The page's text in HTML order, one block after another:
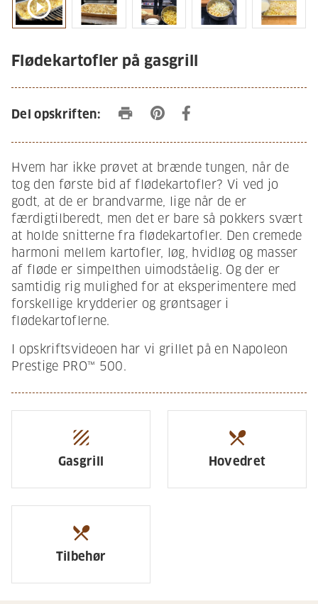
play_circle_outline
Flødekartofler på gasgrill
Del opskriften: print
Hvem har ikke prøvet at brænde tungen, når de
tog den første bid af flødekartofler? Vi ved jo
godt, at de er brandvarme, lige når de er
færdigtilberedt, men det er bare så pokkers svært
at holde snitterne fra flødekartofler. Den cremede
harmoni mellem kartofler, løg, hvidløg og masser
af fløde er simpelthen uimodståelig. Og der er
samtidig rig mulighed for at eksperimentere med
forskellige krydderier og grøntsager i
flødekartoflerne.
I opskriftsvideoen har vi grillet på en Napoleon
Prestige PRO™ 500.
texture
Gasgrill
restaurant_menu
Hovedret
restaurant_menu
Tilbehør